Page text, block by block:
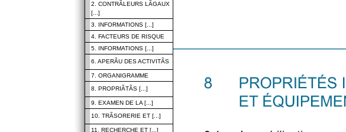
2. CONTRÃLEURS LÃGAUX
[...]
3. INFORMATIONS [...]
4. FACTEURS DE RISQUE
5. INFORMATIONS [...]
6. APERÃU DES ACTIVITÃS
7. ORGANIGRAMME
8. PROPRIÃTÃS [...]
9. EXAMEN DE LA [...]
10. TRÃSORERIE ET [...]
11. RECHERCHE ET [...]